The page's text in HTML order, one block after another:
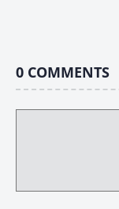
0 COMMENTS